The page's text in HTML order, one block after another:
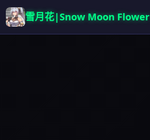
雪月花|Snow Moon Flower